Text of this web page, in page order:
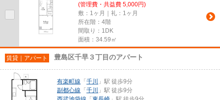
(管理費・共益費 5,000円)
敷：1ヶ月｜礼：1ヶ月
所在階：4階
間取り：1DK
面積：34.59㎡
賃貸｜アパート 豊島区千早３丁目のアパート
有楽町線 「 千川
」駅 徒歩9分
副都心線 「 千川
」駅 徒歩9分